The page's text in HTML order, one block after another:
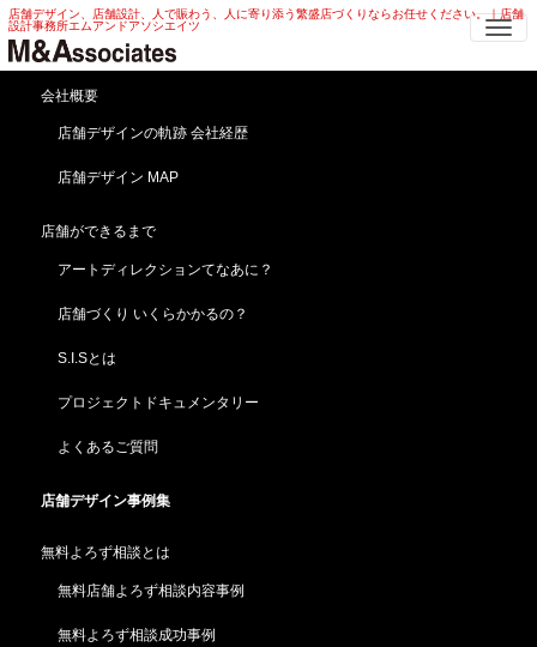
店舗デザイン、店舗設計、人で賑わう、人に寄り添う繁盛店づくりならお任せください。｜店舗
設計事務所エムアンドアソシエイツ
会社概要
店舗デザインの軌跡 会社経歴
店舗デザイン MAP
店舗ができるまで
アートディレクションてなあに？
店舗づくり いくらかかるの？
S.I.Sとは
プロジェクトドキュメンタリー
よくあるご質問
店舗デザイン事例集
無料よろず相談とは
無料店舗よろず相談内容事例
無料よろず相談成功事例
和洋菓子 店舗デザイン | 焼き菓子・
ギフト 和洋菓子 店舗デザイン
HOME 店舗デザイン事例集
【千秋庵】北海道／苫小牧(新規出店)